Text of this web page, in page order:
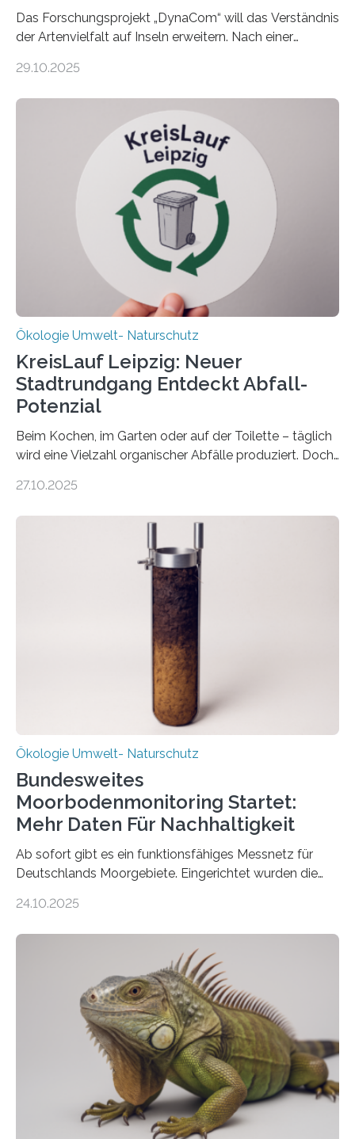
Das Forschungsprojekt „DynaCom“ will das Verständnis
der Artenvielfalt auf Inseln erweitern. Nach einer
Beobachtungen im Wattenmeer ist nun eine große
Oldenburg befassen sich insbesondere damit, wie ein
Ökosystem gedeiht – und wie sich dieser Prozess
verlässlich prognostizieren lässt. Grünes Licht für
„DynaCom“: Die Deutsche Forschungsgemeinschaft
(DFG) fördert das Anfang 2019 gestartete
Forschungsprojekt an der Universität Oldenburg für
zwei weitere Jahre mit rund 1,2 Millionen Euro. „Wir
freuen uns sehr über…
29.10.2025
Ökologie Umwelt- Naturschutz
KreisLauf Leipzig: Neuer
Stadtrundgang Entdeckt Abfall-
Potenzial
Beim Kochen, im Garten oder auf der Toilette – täglich
wird eine Vielzahl organischer Abfälle produziert. Doch
Potenzial nur dann entfalten können, wenn sie in
Veränderung der Wirtschaft wichtig ist, zeigt der vom
Deutschen Biomasseforschungszentrum und der
Stadtreinigung Leipzig konzipierte und am 24. Oktober
2025 offiziell eingeweihte Stadtrundgang „KreisLauf“. Er
ist ab sofort im Leipziger Stadtgebiet…
27.10.2025
Ökologie Umwelt- Naturschutz
Bundesweites
Moorbodenmonitoring Startet:
Mehr Daten Für Nachhaltigkeit
Ab sofort gibt es ein funktionsfähiges Messnetz für
Deutschlands Moorgebiete. Eingerichtet wurden die
vergangenen fünf Jahren von Wissenschaftlerinnen
heutigen Donnerstag übergeben sie ihren Bericht zur
Aufbauphase an den Auftraggeber, das
Bundesministerium für Landwirtschaft, Ernährung und
Heimat. Braunschweig/Eberswalde (23. Oktober 2025).
Ein Netz aus 155 Messstationen spannt sich neuerdings
über Deutschlands Moorböden. Eingerichtet wurden sie
in den vergangenen fünf Jahren von
Wissenschaftlerinnen und Wissenschaftlern des
Thünen-Instituts für Agrarklimaschutz…
24.10.2025